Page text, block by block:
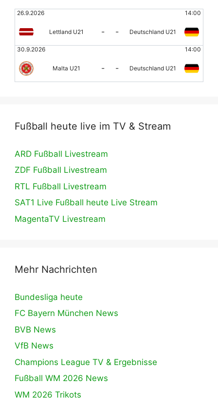
26.9.2026 14:00
Lettland U21 - - Deutschland U21
30.9.2026 14:00
Malta U21 - - Deutschland U21
Fußball heute live im TV & Stream
ARD Fußball Livestream
ZDF Fußball Livestream
RTL Fußball Livestream
SAT1 Live Fußball heute Live Stream
MagentaTV Livestream
Mehr Nachrichten
Bundesliga heute
FC Bayern München News
BVB News
VfB News
Champions League TV & Ergebnisse
Fußball WM 2026 News
WM 2026 Trikots